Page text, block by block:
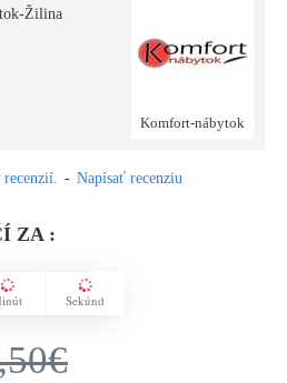
Žilina
Komfort-nábytok
recenzií. - Napísať recenziu
ZA :
Sekúnd